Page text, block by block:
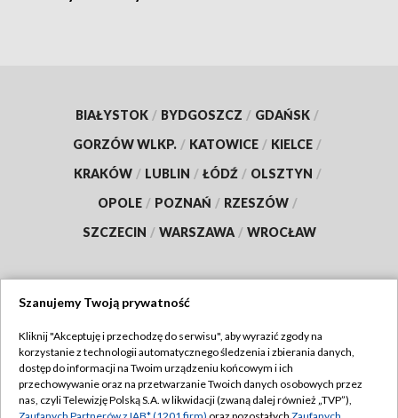
BIAŁYSTOK / BYDGOSZCZ / GDAŃSK /
GORZÓW WLKP. / KATOWICE / KIELCE /
KRAKÓW / LUBLIN / ŁÓDŹ / OLSZTYN /
OPOLE / POZNAŃ / RZESZÓW /
SZCZECIN / WARSZAWA / WROCŁAW
TVP
Abonament TVP
Emisja w TVP
Regulamin TVP
Szanujemy Twoją prywatność
Kliknij "Akceptuję i przechodzę do serwisu", aby wyrazić zgody na
korzystanie z technologii automatycznego śledzenia i zbierania danych,
dostęp do informacji na Twoim urządzeniu końcowym i ich
przechowywanie oraz na przetwarzanie Twoich danych osobowych przez
nas, czyli Telewizję Polską S.A. w likwidacji (zwaną dalej również „TVP”),